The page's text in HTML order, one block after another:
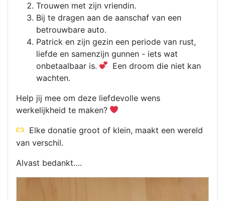
Trouwen met zijn vriendin.
Bij te dragen aan de aanschaf van een
betrouwbare auto.
Patrick en zijn gezin een periode van rust,
liefde en samenzijn gunnen - iets wat
onbetaalbaar is.
Een droom die niet kan
wachten.
Help jij mee om deze liefdevolle wens
werkelijkheid te maken?
Elke donatie groot of klein, maakt een wereld
van verschil.
Alvast bedankt….